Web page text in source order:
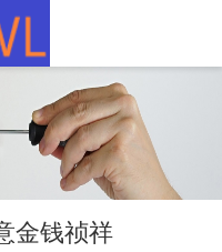
金钱祯祥